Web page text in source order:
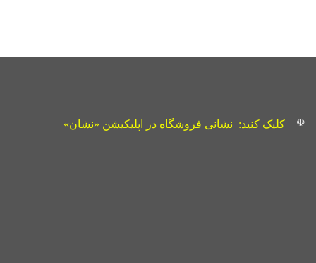
☫ کلیک کنید: نشانی فروشگاه در اپلیکیشن «نشان»